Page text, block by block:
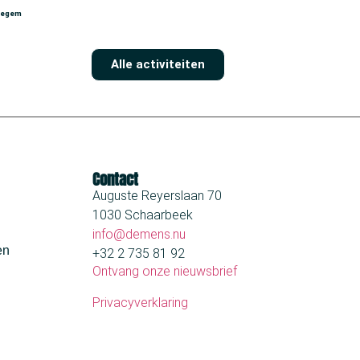
Alle activiteiten
Contact
Auguste Reyerslaan 70
1030 Schaarbeek
info@demens.nu
+32 2 735 81 92
Ontvang onze nieuwsbrief
Privacyverklaring